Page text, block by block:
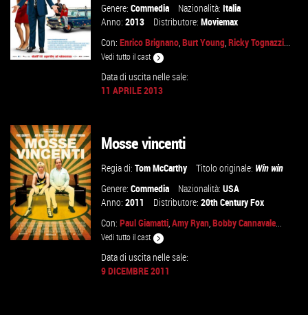
VAI ALLA SCHEDA
Genere:Commedia Nazionalità:Italia
Anno:2013 Distributore:Moviemax
Con:Enrico Brignano,Burt Young,Ricky Tognazzi...
Vedi tutto il cast
Data di uscita nelle sale:
11 APRILE 2013
Mosse vincenti
Regia di:Tom McCarthy Titolo originale: Win win
Genere:Commedia Nazionalità:USA
Anno:2011 Distributore:20th Century Fox
Con:Paul Giamatti,Amy Ryan,Bobby Cannavale...
Vedi tutto il cast
Data di uscita nelle sale:
9 DICEMBRE 2011